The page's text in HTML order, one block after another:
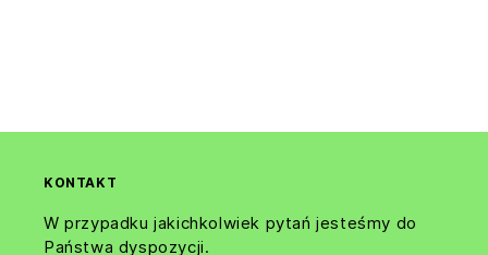
KONTAKT
W przypadku jakichkolwiek pytań jesteśmy do
Państwa dyspozycji.